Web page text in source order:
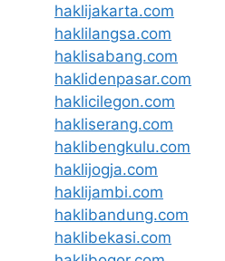
haklijakarta.com
haklilangsa.com
haklisabang.com
haklidenpasar.com
haklicilegon.com
hakliserang.com
haklibengkulu.com
haklijogja.com
haklijambi.com
haklibandung.com
haklibekasi.com